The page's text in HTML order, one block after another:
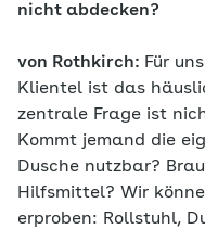
nicht abdecken?
von Rothkirch: Für
Klientel ist das
zentrale Frage ist
Kommt jemand die
Dusche nutzbar?
Hilfsmittel? Wir
erproben: Rollstuhl,